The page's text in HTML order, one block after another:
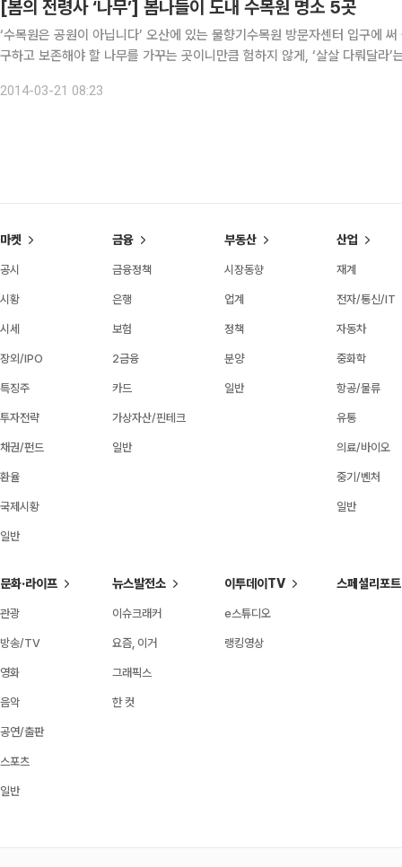
[봄의 전령사 ‘나무’] 봄나들이 도내 수목원 명소 5곳
‘수목원은 공원이 아닙니다’ 오산에 있는 물향기수목원 방문자센터 입구에
구하고 보존해야 할 나무를 가꾸는 곳이니만큼 험하지 않게, ‘살살 다뤄달라’는 얘기다. 또 한편으로 최근의 수목원의 역할
2014-03-21 08:23
마켓
공시
시황
시세
장외/IPO
특징주
투자전략
채권/펀드
환율
국제시황
일반
금융
금융정책
은행
보험
2금융
카드
가상자산/핀테크
일반
부동산
시장동향
업계
정책
분양
일반
산업
재계
전자/통신/IT
자동차
중화학
항공/물류
유통
의료/바이오
중기/벤처
일반
문화·라이프
관광
방송/TV
영화
음악
공연/출판
스포츠
일반
뉴스발전소
이슈크래커
요즘, 이거
그래픽스
한 컷
이투데이TV
e스튜디오
랭킹영상
스페셜리포트